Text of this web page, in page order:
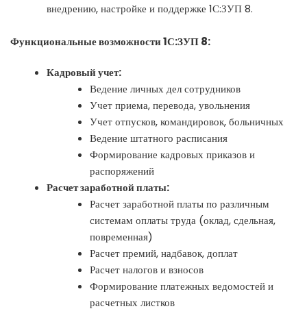
внедрению, настройке и поддержке 1С:ЗУП 8.
Функциональные возможности 1С:ЗУП 8:
Кадровый учет:
Ведение личных дел сотрудников
Учет приема, перевода, увольнения
Учет отпусков, командировок, больничных
Ведение штатного расписания
Формирование кадровых приказов и
распоряжений
Расчет заработной платы:
Расчет заработной платы по различным
системам оплаты труда (оклад, сдельная,
повременная)
Расчет премий, надбавок, доплат
Расчет налогов и взносов
Формирование платежных ведомостей и
расчетных листков